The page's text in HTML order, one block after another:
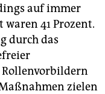
auf immer
waren 41 Prozent.
durch das
zielen